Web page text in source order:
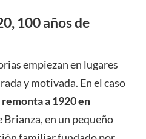
100 años de
empiezan en lugares
y motivada. En el caso
remonta a 1920 en
Brianza, en un pequeño